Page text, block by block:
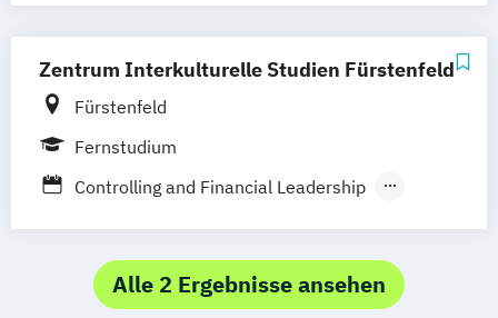
Angewandte Physische Geographie und
Anglistik/Amerikanistik
Betriebswirtschaft
Bewegung und Sport (Lehramt)
Biologie und Umweltkunde (Lehramt)
Biotechnology
Zentrum Interkulturelle Studien Fürstenfeld
Fürstenfeld
Fernstudium
Controlling and Financial Leadership
Alle 2 Ergebnisse ansehen